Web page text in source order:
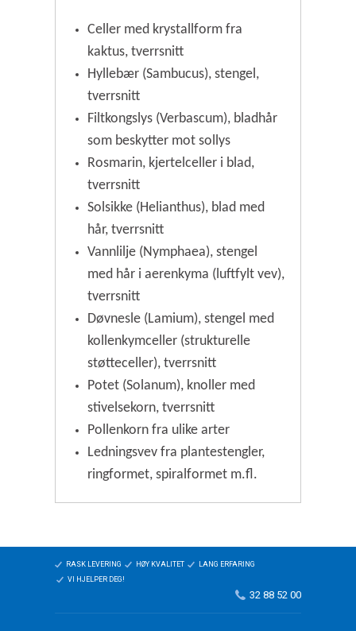
Celler med krystallform fra
kaktus, tverrsnitt
Hyllebær (Sambucus), stengel,
tverrsnitt
Filtkongslys (Verbascum), bladhår
som beskytter mot sollys
Rosmarin, kjertelceller i blad,
tverrsnitt
Solsikke (Helianthus), blad med
hår, tverrsnitt
Vannlilje (Nymphaea), stengel
med hår i aerenkyma (luftfylt vev),
tverrsnitt
Døvnesle (Lamium), stengel med
kollenkymceller (strukturelle
støtteceller), tverrsnitt
Potet (Solanum), knoller med
stivelsekorn, tverrsnitt
Pollenkorn fra ulike arter
Ledningsvev fra plantestengler,
ringformet, spiralformet m.fl.
RASK LEVERING HØY KVALITET
LANG ERFARING
VI HJELPER DEG!
32 88 52 00